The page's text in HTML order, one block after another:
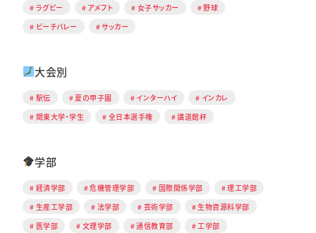
ラグビー
アメフト 女子サッカー
野球
ビーチバレー
サッカー
大会別
駅伝 夏の甲子園 インターハイ
インカレ
関東大学・学生
全日本選手権 講道館杯
学部
経済学部 危機管理学部 国際関係学部
理工学部
生産工学部
法学部 芸術学部
生物資源科学部
医学部
文理学部 通信教育部
工学部